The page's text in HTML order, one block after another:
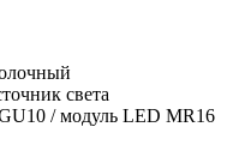
света
/ модуль LED MR16